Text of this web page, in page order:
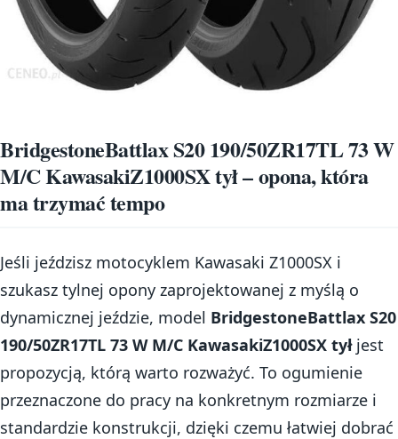
BridgestoneBattlax S20 190/50ZR17TL 73 W
M/C KawasakiZ1000SX tył – opona, która
ma trzymać tempo
Jeśli jeździsz motocyklem Kawasaki Z1000SX i
szukasz tylnej opony zaprojektowanej z myślą o
dynamicznej jeździe, model BridgestoneBattlax S20
190/50ZR17TL 73 W M/C KawasakiZ1000SX tyłjest
propozycją, którą warto rozważyć. To ogumienie
przeznaczone do pracy na konkretnym rozmiarze i
standardzie konstrukcji, dzięki czemu łatwiej dobrać